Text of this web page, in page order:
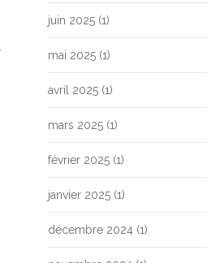
juin 2025 (1)
mai 2025 (1)
avril 2025 (1)
mars 2025 (1)
février 2025 (1)
janvier 2025 (1)
décembre 2024 (1)